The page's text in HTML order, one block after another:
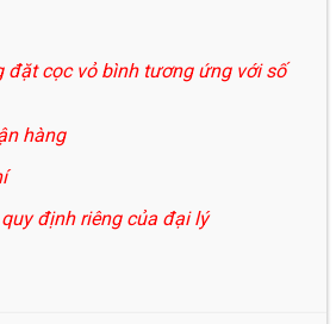
đặt cọc vỏ bình tương ứng với số
hàng
định riêng của đại lý